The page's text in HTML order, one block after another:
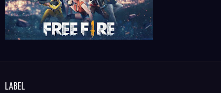
LABEL